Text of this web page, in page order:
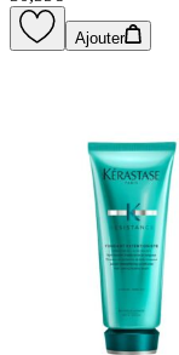
Ajouter